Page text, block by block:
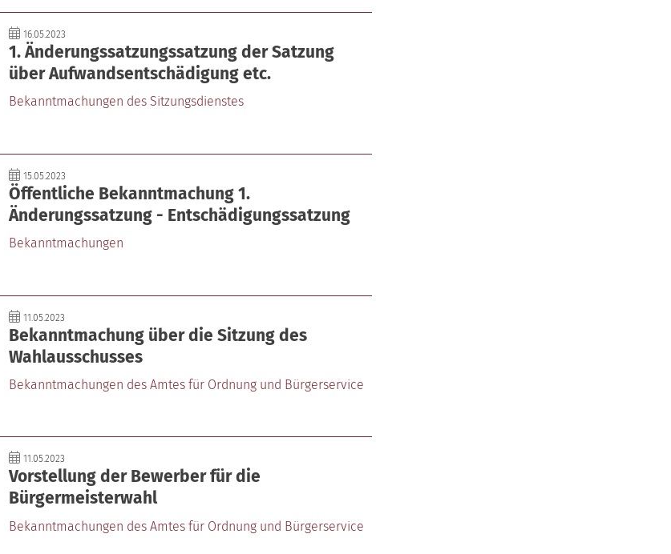
16.05.2023
1. Änderungssatzungssatzung der Satzung
über Aufwandsentschädigung etc.
Bekanntmachungen des Sitzungsdienstes
15.05.2023
Öffentliche Bekanntmachung 1.
Änderungssatzung - Entschädigungssatzung
Bekanntmachungen
11.05.2023
Bekanntmachung über die Sitzung des
Wahlausschusses
Bekanntmachungen des Amtes für Ordnung und Bürgerservice
11.05.2023
Vorstellung der Bewerber für die
Bürgermeisterwahl
Bekanntmachungen des Amtes für Ordnung und Bürgerservice